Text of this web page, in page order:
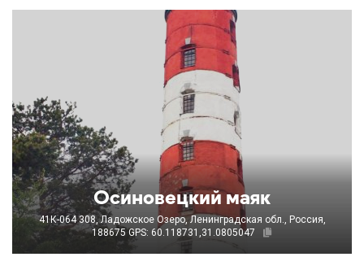
Осиновецкий маяк
41К-064 308, Ладожское Озеро, Ленинградская обл., Россия,
188675GPS: 60.118731,31.0805047